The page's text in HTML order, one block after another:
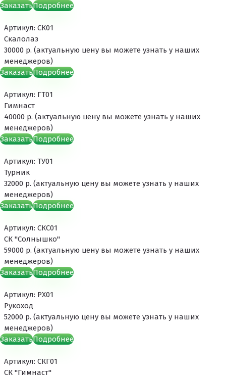
ЗаказатьПодробнее
Артикул: СК01
Скалолаз
30000 р. (актуальную цену вы можете узнать у наших
менеджеров)
ЗаказатьПодробнее
Артикул: ГТ01
Гимнаст
40000 р. (актуальную цену вы можете узнать у наших
менеджеров)
ЗаказатьПодробнее
Артикул: ТУ01
Турник
32000 р. (актуальную цену вы можете узнать у наших
менеджеров)
ЗаказатьПодробнее
Артикул: СКС01
СК "Солнышко"
59000 р. (актуальную цену вы можете узнать у наших
менеджеров)
ЗаказатьПодробнее
Артикул: РХ01
Рукоход
52000 р. (актуальную цену вы можете узнать у наших
менеджеров)
ЗаказатьПодробнее
Артикул: СКГ01
СК "Гимнаст"